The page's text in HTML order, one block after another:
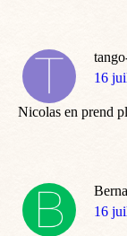
dit
16
Nicolas en prend
dit
16